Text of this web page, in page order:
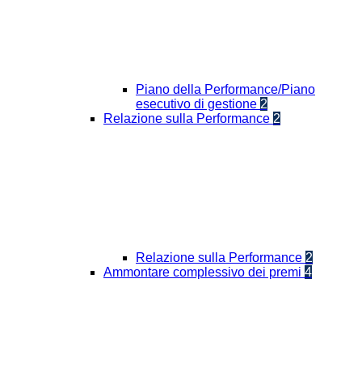
Piano della Performance/Piano
esecutivo di gestione 2
Relazione sulla Performance 2
Relazione sulla Performance 2
Ammontare complessivo dei premi 4